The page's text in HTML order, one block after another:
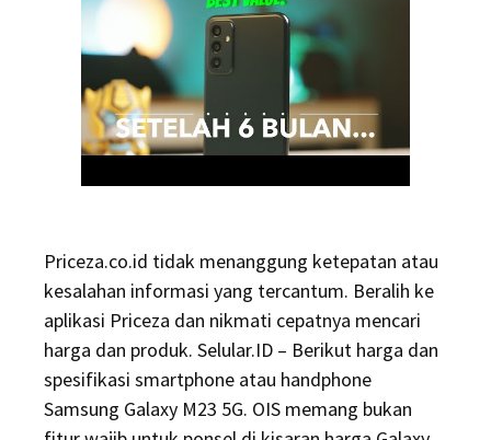
Priceza.co.id tidak menanggung ketepatan atau
kesalahan informasi yang tercantum. Beralih ke
aplikasi Priceza dan nikmati cepatnya mencari
harga dan produk. Selular.ID – Berikut harga dan
spesifikasi smartphone atau handphone
Samsung Galaxy M23 5G. OIS memang bukan